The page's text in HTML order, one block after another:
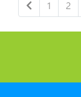
1 2